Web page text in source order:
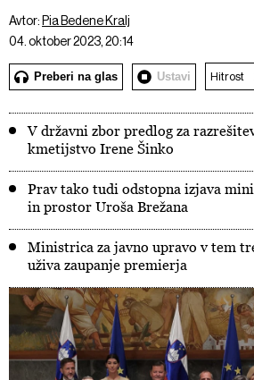
Avtor: Pia Bedene Kralj
04. oktober 2023, 20:14
Preberi na glas Ustavi Hitrost
V državni zbor predlog za
kmetijstvo Irene Šinko
Prav tako tudi odstopna izjava
in prostor Uroša Brežana
Ministrica za javno upravo v tem
uživa zaupanje premierja